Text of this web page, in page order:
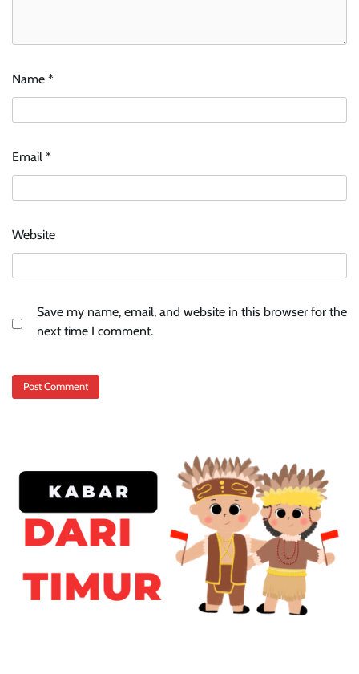
Name *
Email *
Website
Save my name, email, and website in this browser for the
next time I comment.